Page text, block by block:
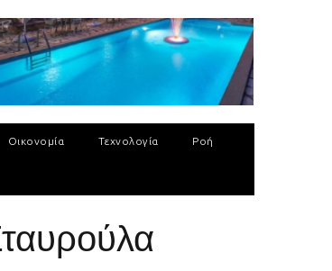
Οικονομία Τεχνολογία Ροή